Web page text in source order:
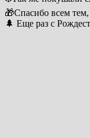
🎁Спасибо всем
🌲 Еще раз с